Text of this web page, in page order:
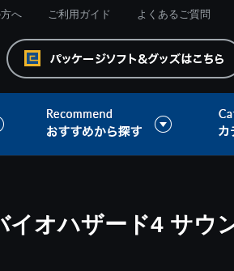
へ ご利用ガイド よくあるご質問
イオハザード4 サウ